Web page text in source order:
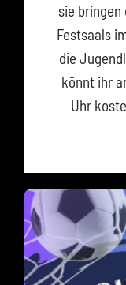
sie bringen
Festsaals
die
könnt ihr
Uhr